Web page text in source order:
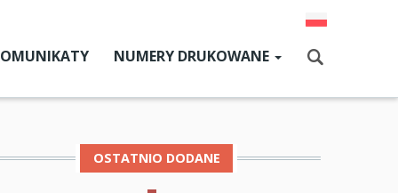
NUMERY DRUKOWANE
Aktualny numer
OSTATNIO DODANE